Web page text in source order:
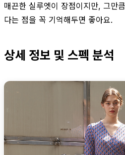
매끈한 실루엣이 장점이지만, 그만
다는 점을 꼭 기억해두면 좋아요.
상세 정보 및 스펙 분석